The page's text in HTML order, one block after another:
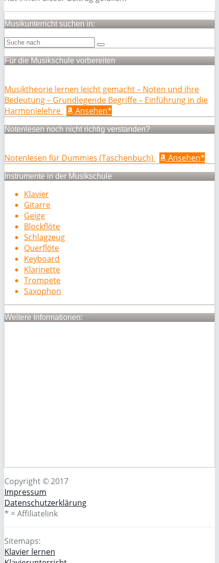
Musikunterricht suchen in:
Für die Musikschule vorbereiten
Musiktheorie lernen leicht gemacht – Noten und ihre
Bedeutung – Grundlegende Begriffe – Einführung in die
Harmonielehre
Ansehen*
Notenlesen noch nicht richtig verstanden?
Notenlesen für Dummies (Taschenbuch) Ansehen*
Instrumente in der Musikschule
Klavier
Gitarre
Geige
Blockflöte
Schlagzeug
Querflöte
Keyboard
Klarinette
Trompete
Saxophon
Weitere Informationen:
Copyright © 2017
Impressum
Datenschutzerklärung
* = Affiliatelink
Sitemaps:
Klavier lernen